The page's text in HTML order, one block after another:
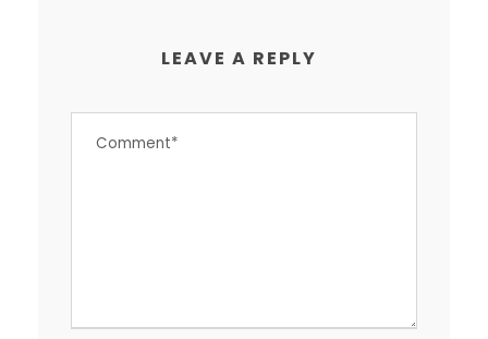
LEAVE A REPLY